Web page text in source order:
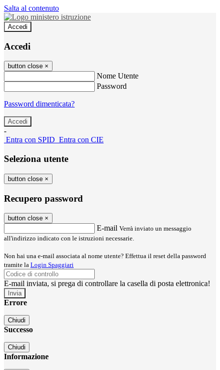
Salta al contenuto
Accedi
Accedi
button close ×
Nome Utente
Password
Password dimenticata?
-
Entra con SPID Entra con CIE
Seleziona utente
button close ×
Recupero password
button close ×
E-mail Verrà inviato un messaggio
all'indirizzo indicato con le istruzioni necessarie.
Non hai una e-mail associata al nome utente? Effettua il reset della password
tramite la Login Spaggiari
E-mail inviata, si prega di controllare la casella di posta elettronica!
Errore
Chiudi
Successo
Chiudi
Informazione